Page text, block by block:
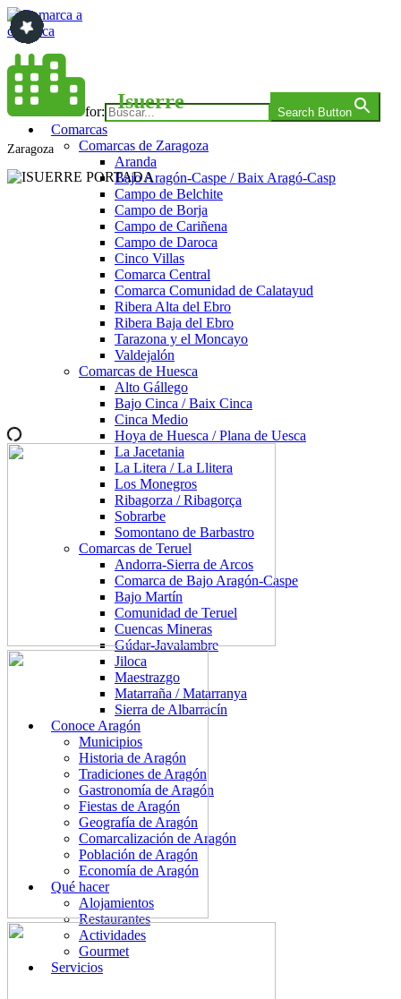
Saltar
al
contenido
Comarca a comarca
Search for: Search Button
Comarcas
Comarcas de Zaragoza
Aranda
Bajo Aragón-Caspe / Baix Aragó-Casp
Campo de Belchite
Campo de Borja
Campo de Cariñena
Campo de Daroca
Cinco Villas
Comarca Central
Comarca Comunidad de Calatayud
Ribera Alta del Ebro
Ribera Baja del Ebro
Tarazona y el Moncayo
Valdejalón
Comarcas de Huesca
Alto Gállego
Bajo Cinca / Baix Cinca
Cinca Medio
Hoya de Huesca / Plana de Uesca
La Jacetania
La Litera / La Llitera
Los Monegros
Ribagorza / Ribagorça
Sobrarbe
Somontano de Barbastro
Comarcas de Teruel
Andorra-Sierra de Arcos
Comarca de Bajo Aragón-Caspe
Bajo Martín
Comunidad de Teruel
Cuencas Mineras
Gúdar-Javalambre
Jiloca
Maestrazgo
Matarraña / Matarranya
Sierra de Albarracín
Conoce Aragón
Municipios
Historia de Aragón
Tradiciones de Aragón
Gastronomía de Aragón
Fiestas de Aragón
Geografía de Aragón
Comarcalización de Aragón
Población de Aragón
Economía de Aragón
Qué hacer
Alojamientos
Restaurantes
Actividades
Gourmet
Servicios
Isuerre
Zaragoza